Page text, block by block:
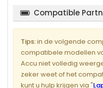
Compatible
Tips:in de volgende
compatibele modellen
Accu niet volledig
zeker weet of het
kunt u hulp krijgen via "